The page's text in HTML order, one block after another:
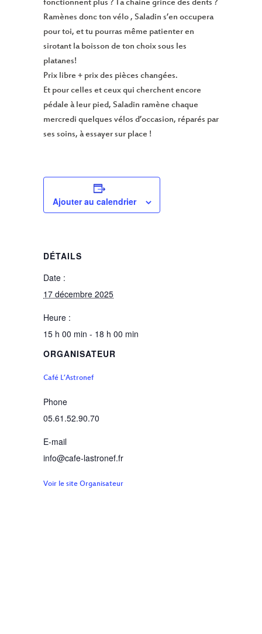
fonctionnent plus ? Ta chaine grince des dents ?
Ramènes donc ton vélo , Saladin s’en occupera
pour toi, et tu pourras même patienter en
sirotant la boisson de ton choix sous les
platanes!
Prix libre + prix des pièces changées.
Et pour celles et ceux qui cherchent encore
pédale à leur pied, Saladin ramène chaque
mercredi quelques vélos d’occasion, réparés par
ses soins, à essayer sur place !
Ajouter au calendrier
DÉTAILS
Date :
17 décembre 2025
Heure :
15 h 00 min - 18 h 00 min
ORGANISATEUR
Café L’Astronef
Phone
05.61.52.90.70
E-mail
info@cafe-lastronef.fr
Voir le site Organisateur